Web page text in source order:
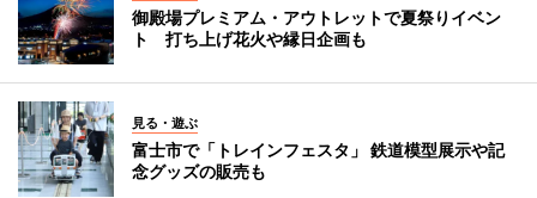
御殿場プレミアム・アウトレットで夏祭りイベン
ト 打ち上げ花火や縁日企画も
見る・遊ぶ
富士市で「トレインフェスタ」 鉄道模型展示や記
念グッズの販売も